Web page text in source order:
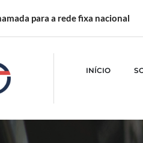
para a rede fixa nacional
INÍCIO